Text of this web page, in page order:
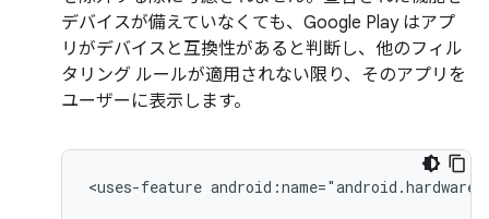
デバイスが備えていなくても、Google Play はアプ
リがデバイスと互換性があると判断し、他のフィル
タリング ルールが適用されない限り、そのアプリを
ユーザーに表示します。
<uses-feature